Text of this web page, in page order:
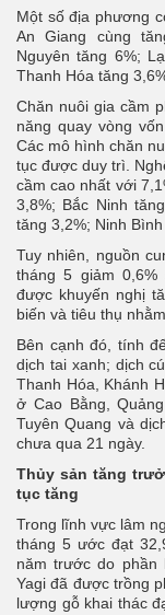
Một số địa phương
An Giang cùng
Nguyên tăng 6%;
Thanh Hóa tăng
Chăn nuôi gia cầm
năng quay vòng
Các mô hình chăn
tục được duy trì.
cầm cao nhất với
3,8%; Bắc Ninh
tăng 3,2%; Ninh
Tuy nhiên, nguồn
tháng 5 giảm
được khuyến nghị
biến và tiêu thụ
Bên cạnh đó, tính
dịch tai xanh; dịch
Thanh Hóa, Khánh
ở Cao Bằng,
Tuyên Quang và
chưa qua 21 ngày.
Thủy sản tăng
tục tăng
Trong lĩnh vực lâm
tháng 5 ước đạt
năm trước do
Yagi đã được trồng
lượng gỗ khai thác